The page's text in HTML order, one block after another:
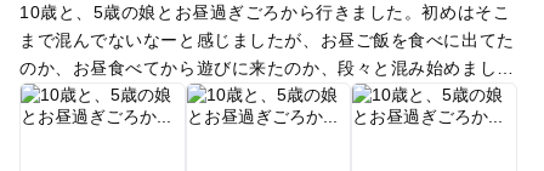
10歳と、5歳の娘とお昼過ぎごろから行きました。初めはそこ
まで混んでないなーと感じましたが、お昼ご飯を食べに出てた
のか、お昼食べてから遊びに来たのか、段々と混み始めました
が、中は広いのでそこまで混んでいるとは感じなかった。ボル
ダリングがやりたいと言っていた5歳の娘は、ちょっと高くて